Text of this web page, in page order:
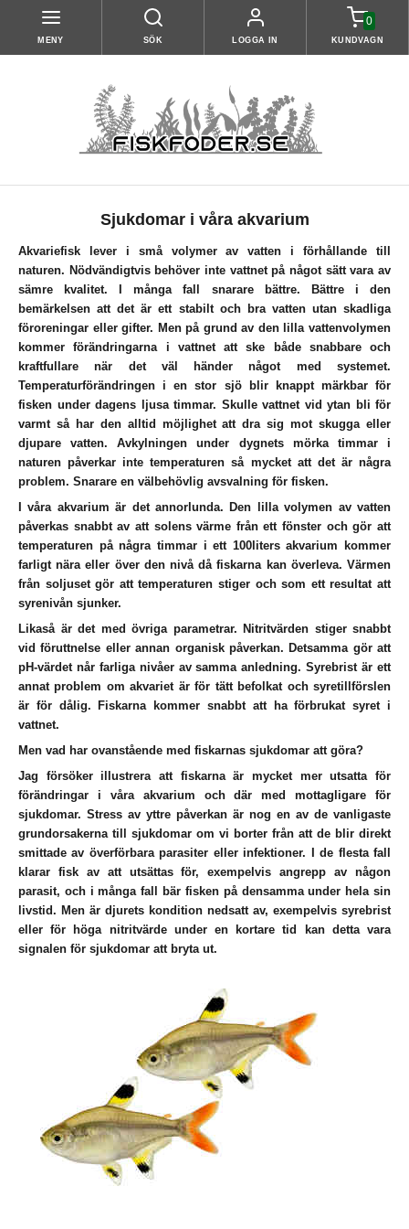
MENY SÖK LOGGA IN
0
KUNDVAGN
Sjukdomar i våra akvarium
Akvariefisk lever i små volymer av vatten i förhållande till
naturen. Nödvändigtvis behöver inte vattnet på något sätt vara av
sämre kvalitet. I många fall snarare bättre. Bättre i den
bemärkelsen att det är ett stabilt och bra vatten utan skadliga
föroreningar eller gifter. Men på grund av den lilla vattenvolymen
kommer förändringarna i vattnet att ske både snabbare och
kraftfullare när det väl händer något med systemet.
Temperaturförändringen i en stor sjö blir knappt märkbar för
fisken under dagens ljusa timmar. Skulle vattnet vid ytan bli för
varmt så har den alltid möjlighet att dra sig mot skugga eller
djupare vatten. Avkylningen under dygnets mörka timmar i
naturen påverkar inte temperaturen så mycket att det är några
problem. Snarare en välbehövlig avsvalning för fisken.
I våra akvarium är det annorlunda. Den lilla volymen av vatten
påverkas snabbt av att solens värme från ett fönster och gör att
temperaturen på några timmar i ett 100liters akvarium kommer
farligt nära eller över den nivå då fiskarna kan överleva. Värmen
från soljuset gör att temperaturen stiger och som ett resultat att
syrenivån sjunker.
Likaså är det med övriga parametrar. Nitritvärden stiger snabbt
vid föruttnelse eller annan organisk påverkan. Detsamma gör att
pH-värdet når farliga nivåer av samma anledning. Syrebrist är ett
annat problem om akvariet är för tätt befolkat och syretillförslen
är för dålig. Fiskarna kommer snabbt att ha förbrukat syret i
vattnet.
Men vad har ovanstående med fiskarnas sjukdomar att göra?
Jag försöker illustrera att fiskarna är mycket mer utsatta för
förändringar i våra akvarium och där med mottagligare för
sjukdomar. Stress av yttre påverkan är nog en av de vanligaste
grundorsakerna till sjukdomar om vi borter från att de blir direkt
smittade av överförbara parasiter eller infektioner. I de flesta fall
klarar fisk av att utsättas för, exempelvis angrepp av någon
parasit, och i många fall bär fisken på densamma under hela sin
livstid. Men är djurets kondition nedsatt av, exempelvis syrebrist
eller för höga nitritvärde under en kortare tid kan detta vara
signalen för sjukdomar att bryta ut.